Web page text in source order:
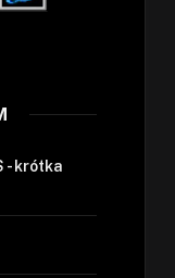
- krótka